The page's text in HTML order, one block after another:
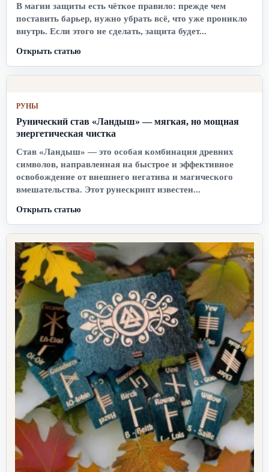
В магии защиты есть чёткое правило: прежде чем
поставить барьер, нужно убрать всё, что уже проникло
внутрь. Если этого не сделать, защита будет...
Открыть статью
РУНЫ
Рунический став «Ландыш» — мягкая, но мощная
энергетическая чистка
Став «Ландыш» — это особая комбинация древних
символов, направленная на быстрое и эффективное
освобождение от внешнего негатива и магического
вмешательства. Этот рунескрипт известен...
Открыть статью